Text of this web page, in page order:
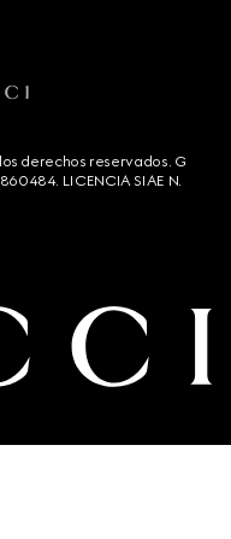
derechos reservados. G
LICENCIA SIAE N.